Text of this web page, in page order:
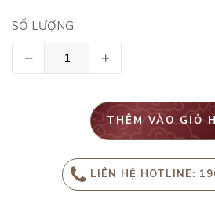
SỐ LƯỢNG
THÊM VÀO GIỎ
LIÊN HỆ HOTLINE: